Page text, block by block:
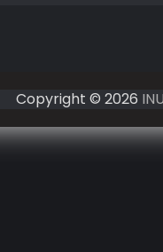
Copyright © 2026